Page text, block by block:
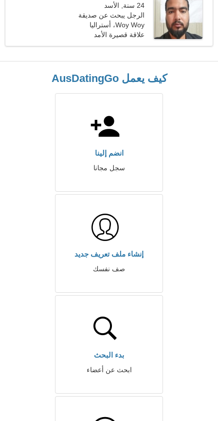
24 سنة, الأسد
الرجل يبحث عن صديقة
Woy Woy، أستراليا
علاقة قصيرة الأمد
كيف يعمل AusDatingGo
انضم إلينا
سجل مجانا
إنشاء ملف تعريف جديد
صف نفسك
بدء البحث
ابحث عن أعضاء